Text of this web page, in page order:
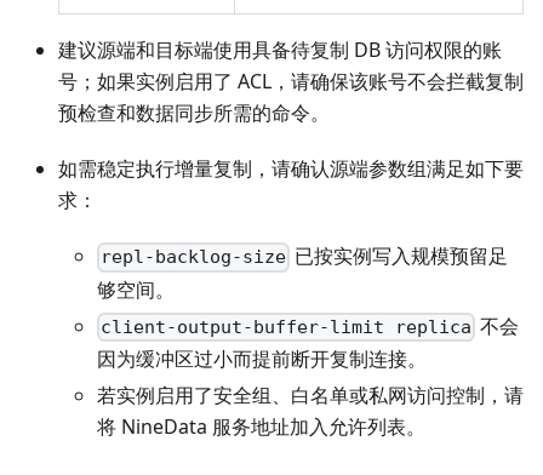
建议源端和目标端使用具备待复制 DB 访问权限的账
号；如果实例启用了 ACL，请确保该账号不会拦截复制
预检查和数据同步所需的命令。
如需稳定执行增量复制，请确认源端参数组满足如下要
求：
repl-backlog-size 已按实例写入规模预留足
够空间。
client-output-buffer-limit replica 不会
因为缓冲区过小而提前断开复制连接。
若实例启用了安全组、白名单或私网访问控制，请
将 NineData 服务地址加入允许列表。